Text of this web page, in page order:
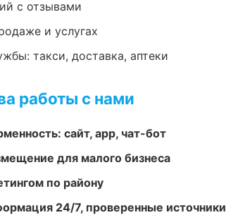
с отзывами
и услугах
такси, доставка, аптеки
работы с нами
сайт, app, чат-бот
для малого бизнеса
по району
24/7, проверенные источники